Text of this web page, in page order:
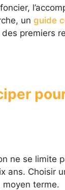
un guide
premiers
ne se limite
ans. Choisir
moyen terme.